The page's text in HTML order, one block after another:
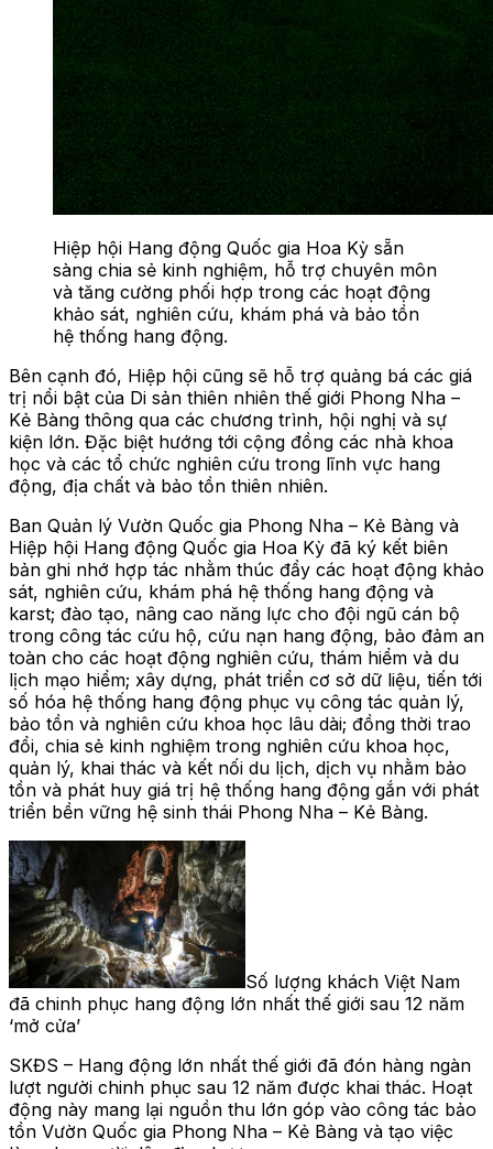
Hiệp hội Hang động Quốc gia Hoa Kỳ sẵn
sàng chia sẻ kinh nghiệm, hỗ trợ chuyên môn
và tăng cường phối hợp trong các hoạt động
khảo sát, nghiên cứu, khám phá và bảo tồn
hệ thống hang động.
Bên cạnh đó, Hiệp hội cũng sẽ hỗ trợ quảng bá các giá
trị nổi bật của Di sản thiên nhiên thế giới Phong Nha –
Kẻ Bàng thông qua các chương trình, hội nghị và sự
kiện lớn. Đặc biệt hướng tới cộng đồng các nhà khoa
học và các tổ chức nghiên cứu trong lĩnh vực hang
động, địa chất và bảo tồn thiên nhiên.
Ban Quản lý Vườn Quốc gia Phong Nha – Kẻ Bàng và
Hiệp hội Hang động Quốc gia Hoa Kỳ đã ký kết biên
bản ghi nhớ hợp tác nhằm thúc đẩy các hoạt động khảo
sát, nghiên cứu, khám phá hệ thống hang động và
karst; đào tạo, nâng cao năng lực cho đội ngũ cán bộ
trong công tác cứu hộ, cứu nạn hang động, bảo đảm an
toàn cho các hoạt động nghiên cứu, thám hiểm và du
lịch mạo hiểm; xây dựng, phát triển cơ sở dữ liệu, tiến tới
số hóa hệ thống hang động phục vụ công tác quản lý,
bảo tồn và nghiên cứu khoa học lâu dài; đồng thời trao
đổi, chia sẻ kinh nghiệm trong nghiên cứu khoa học,
quản lý, khai thác và kết nối du lịch, dịch vụ nhằm bảo
tồn và phát huy giá trị hệ thống hang động gắn với phát
triển bền vững hệ sinh thái Phong Nha – Kẻ Bàng.
Số lượng khách Việt Nam
đã chinh phục hang động lớn nhất thế giới sau 12 năm
‘mở cửa’
SKĐS – Hang động lớn nhất thế giới đã đón hàng ngàn
lượt người chinh phục sau 12 năm được khai thác. Hoạt
động này mang lại nguồn thu lớn góp vào công tác bảo
tồn Vườn Quốc gia Phong Nha – Kẻ Bàng và tạo việc